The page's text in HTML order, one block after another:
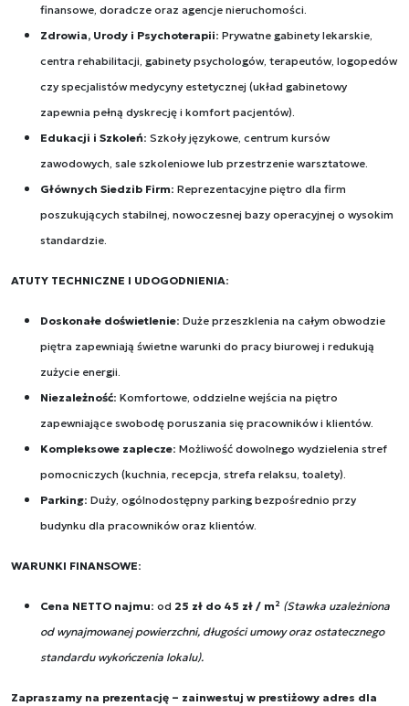
finansowe, doradcze oraz agencje nieruchomości.
Zdrowia, Urody i Psychoterapii: Prywatne gabinety lekarskie,
centra rehabilitacji, gabinety psychologów, terapeutów, logopedów
czy specjalistów medycyny estetycznej (układ gabinetowy
zapewnia pełną dyskrecję i komfort pacjentów).
Edukacji i Szkoleń: Szkoły językowe, centrum kursów
zawodowych, sale szkoleniowe lub przestrzenie warsztatowe.
Głównych Siedzib Firm: Reprezentacyjne piętro dla firm
poszukujących stabilnej, nowoczesnej bazy operacyjnej o wysokim
standardzie.
ATUTY TECHNICZNE I UDOGODNIENIA:
Doskonałe doświetlenie: Duże przeszklenia na całym obwodzie
piętra zapewniają świetne warunki do pracy biurowej i redukują
zużycie energii.
Niezależność: Komfortowe, oddzielne wejścia na piętro
zapewniające swobodę poruszania się pracowników i klientów.
Kompleksowe zaplecze: Możliwość dowolnego wydzielenia stref
pomocniczych (kuchnia, recepcja, strefa relaksu, toalety).
Parking: Duży, ogólnodostępny parking bezpośrednio przy
budynku dla pracowników oraz klientów.
WARUNKI FINANSOWE:
Cena NETTO najmu: od 25 zł do 45 zł / m² (Stawka uzależniona
od wynajmowanej powierzchni, długości umowy oraz ostatecznego
standardu wykończenia lokalu).
Zapraszamy na prezentację – zainwestuj w prestiżowy adres dla